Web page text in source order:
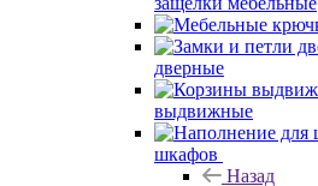
дверные
выдвижные
шкафов
Назад